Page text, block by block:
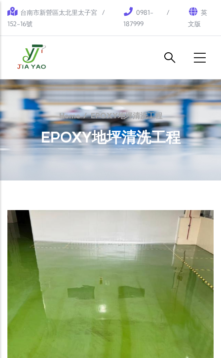
Skip to main content
台南市新營區太北里太子宮
152-16號
0981-
187999
英
文版
Home/ EPOXY地坪清洗工程
EPOXY地坪清洗工程